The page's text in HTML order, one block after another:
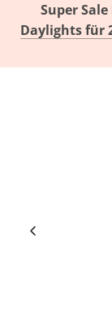
Super
Daylights für